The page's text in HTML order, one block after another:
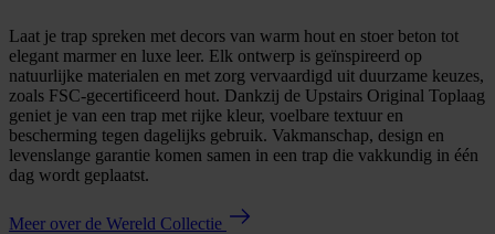
Laat je trap spreken met decors van warm hout en stoer beton tot
elegant marmer en luxe leer. Elk ontwerp is geïnspireerd op
natuurlijke materialen en met zorg vervaardigd uit duurzame keuzes,
zoals FSC-gecertificeerd hout. Dankzij de Upstairs Original Toplaag
geniet je van een trap met rijke kleur, voelbare textuur en
bescherming tegen dagelijks gebruik. Vakmanschap, design en
levenslange garantie komen samen in een trap die vakkundig in één
dag wordt geplaatst.
Meer over de Wereld Collectie